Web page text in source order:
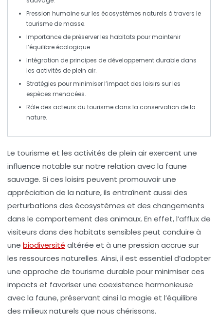
Pression humaine sur les écosystèmes naturels à travers le
tourisme de masse.
Importance depréserverles habitats pour maintenir
l’équilibre écologique.
Intégration de principes de développement durable dans
les activités de plein air.
Stratégies pour minimiser l’impact des loisirs sur les
espèces menacées.
Rôle des acteurs du tourisme dans la conservation de la
nature.
Le tourisme et les activités de plein airexercent une
influence notable sur notre relation avec la faune
sauvage. Si ces loisirs peuvent promouvoir une
appréciation de la nature, ils entraînent aussi des
perturbations des écosystèmes et des changements
dans le comportement des animaux. En effet, l’afflux de
visiteurs dans des habitats sensibles peut conduire à
une biodiversité altérée et à une pression accrue sur
les ressources naturelles. Ainsi, il est essentiel d’adopter
une approche de tourisme durable pour minimiser ces
impacts et favoriser une coexistence harmonieuse
avec la faune, préservant ainsi la magie et l’équilibre
des milieux naturels que nous chérissons.